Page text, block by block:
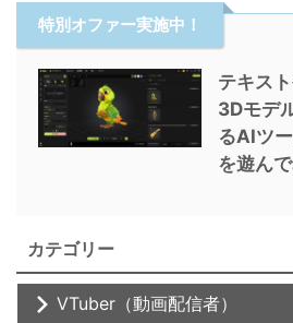
特別オファー実施中！
テキス
3Dモデ
るAIツ
を遊ん
カテゴリー
VTuber（動画配信者）